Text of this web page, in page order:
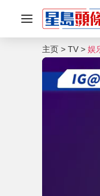
主页 TV 娱